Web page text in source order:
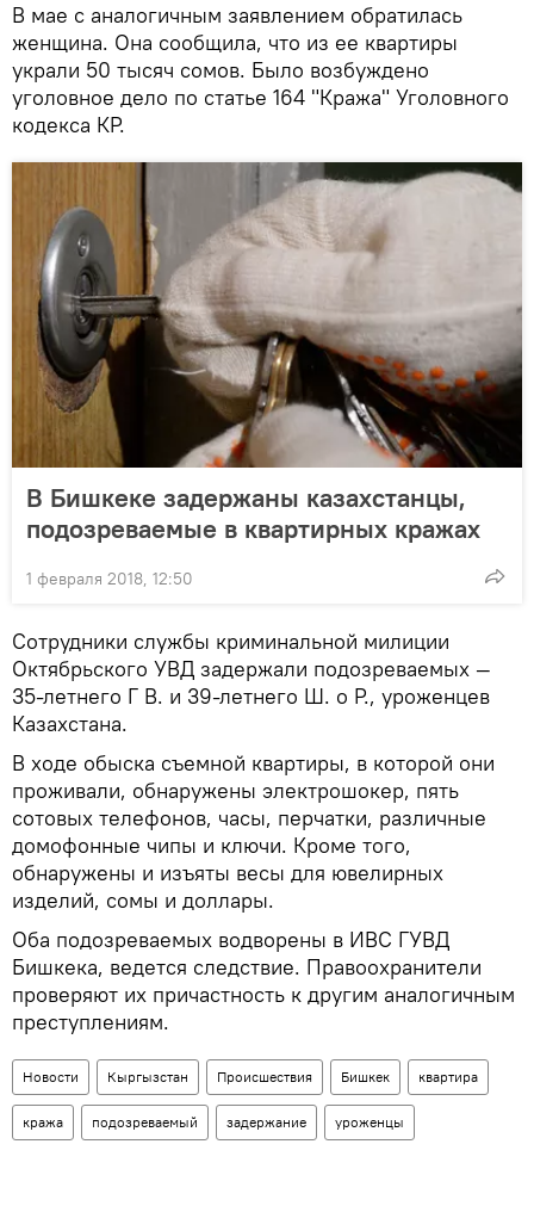
В мае с аналогичным заявлением обратилась
женщина. Она сообщила, что из ее квартиры
украли 50 тысяч сомов. Было возбуждено
уголовное дело по статье 164 "Кража" Уголовного
кодекса КР.
В Бишкеке задержаны казахстанцы,
подозреваемые в квартирных кражах
1 февраля 2018, 12:50
Сотрудники службы криминальной милиции
Октябрьского УВД задержали подозреваемых —
35-летнего Г В. и 39-летнего Ш. о Р., уроженцев
Казахстана.
В ходе обыска съемной квартиры, в которой они
проживали, обнаружены электрошокер, пять
сотовых телефонов, часы, перчатки, различные
домофонные чипы и ключи. Кроме того,
обнаружены и изъяты весы для ювелирных
изделий, сомы и доллары.
Оба подозреваемых водворены в ИВС ГУВД
Бишкека, ведется следствие. Правоохранители
проверяют их причастность к другим аналогичным
преступлениям.
Новости Кыргызстан Происшествия Бишкек квартира
кража подозреваемый задержание уроженцы